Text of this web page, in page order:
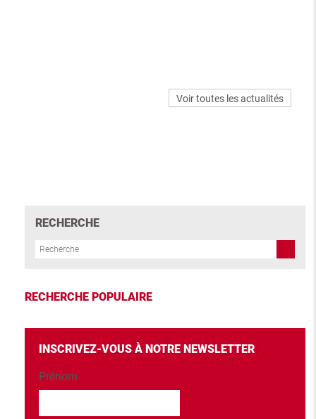
Voir toutes les actualités
RECHERCHE
RECHERCHE POPULAIRE
INSCRIVEZ-VOUS À NOTRE NEWSLETTER
Prénom